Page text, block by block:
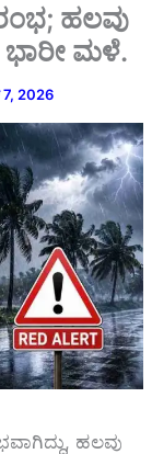
ಹಲವು
ಮಳೆ.
2026
ಹಲವು